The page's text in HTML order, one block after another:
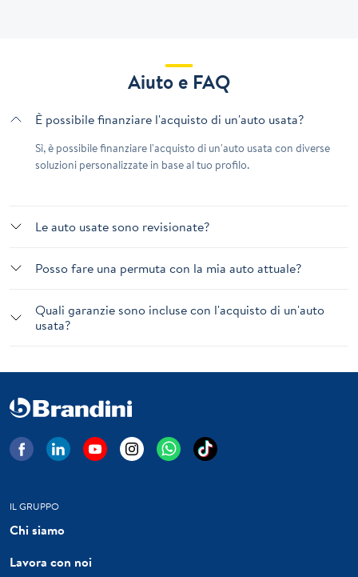
Aiuto e FAQ
È possibile finanziare l'acquisto di un'auto usata?
Sì, è possibile finanziare l'acquisto di un'auto usata con diverse
soluzioni personalizzate in base al tuo profilo.
Le auto usate sono revisionate?
Posso fare una permuta con la mia auto attuale?
Quali garanzie sono incluse con l'acquisto di un'auto
usata?
IL GRUPPO
Chi siamo
Lavora con noi